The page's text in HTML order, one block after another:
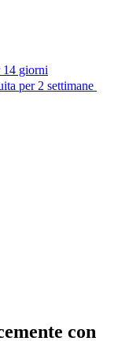
14 giorni
per 2 settimane
con